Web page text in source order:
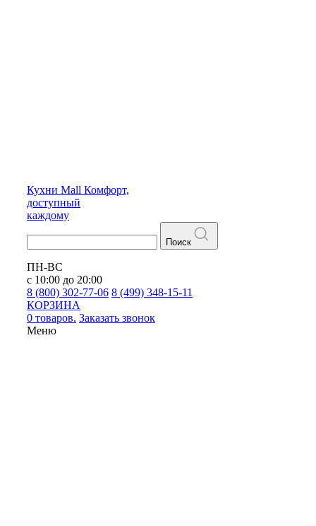
Кухни Mall Комфорт,
доступный
каждому
Поиск
ПН-ВС
с 10:00 до 20:00
8 (800) 302-77-06 8 (499) 348-15-11
КОРЗИНА
0 товаров. Заказать звонок
Меню